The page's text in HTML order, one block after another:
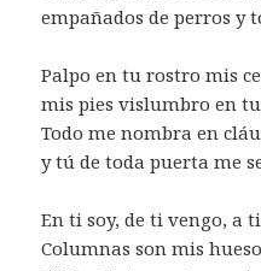
empañados de perros y
Palpo en tu rostro mis
mis pies vislumbro en
Todo me nombra en
y tú de toda puerta me
En ti soy, de ti vengo, a
Columnas son mis